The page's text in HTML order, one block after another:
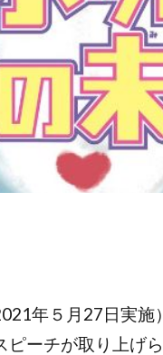
年５月27日実施
ピーチが取り上げ